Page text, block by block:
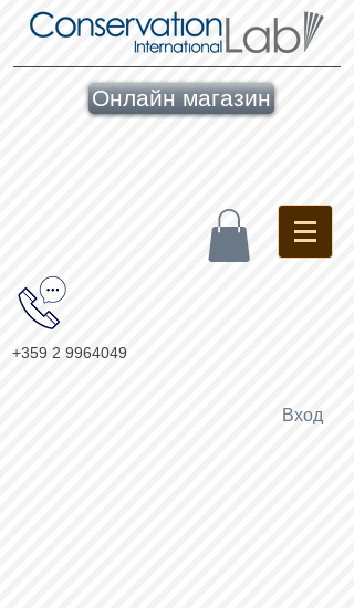
Онлайн магазин
+359 2 9964049
Вход